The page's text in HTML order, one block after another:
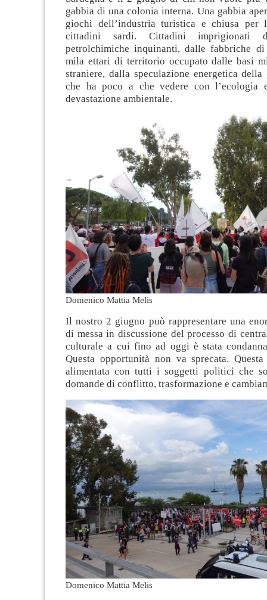
gabbia di una colonia interna. Una gabbia
giochi dell’industria turistica e chiusa
cittadini sardi. Cittadini imprigionati
petrolchimiche inquinanti, dalle fabbriche
mila ettari di territorio occupato dalle basi
straniere, dalla speculazione energetica della
che ha poco a che vedere con l’ecologia
devastazione ambientale.
Domenico Mattia Melis
Il nostro 2 giugno può rappresentare una
di messa in discussione del processo di
culturale a cui fino ad oggi è stata
Questa opportunità non va sprecata.
alimentata con tutti i soggetti politici che
domande di conflitto, trasformazione e
Domenico Mattia Melis